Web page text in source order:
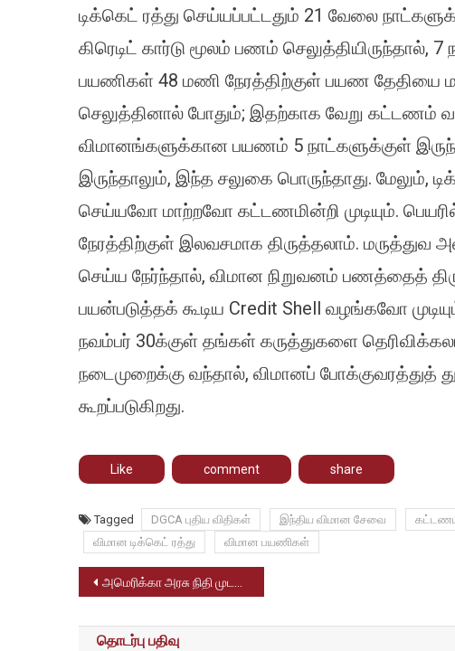
டிக்கெட் ரத்து செய்யப்பட்டதும் 21 வேலை
கிரெடிட் கார்டு மூலம் பணம்
பயணிகள் 48 மணி நேரத்திற்குள் பயண தேதியை
செலுத்தினால் போதும்; இதற்காக வேறு கட்டணம்
விமானங்களுக்கான பயணம் 5 நாட்களுக்குள்
இருந்தாலும், இந்த சலுகை பொருந்தாது. மேலும்,
செய்யவோ மாற்றவோ கட்டணமின்றி முடியும்.
நேரத்திற்குள் இலவசமாக திருத்தலாம்.
செய்ய நேர்ந்தால், விமான நிறுவனம் பணத்தைத்
பயன்படுத்தக் கூடிய Credit Shell வழங்கவோ
நவம்பர் 30க்குள் தங்கள் கருத்துகளை
நடைமுறைக்கு வந்தால், விமானப் போக்குவரத்துத்
கூறப்படுகிறது.
Like comment share
Tagged DGCA புதிய விதிகள் இந்திய விமான சேவை
விமான டிக்கெட் ரத்து
விமான பயணிகள்
Post
navigation
அமெரிக்கா அரசு நிதி முடக்கம் – அரசு ஊழியர்களுக்கு கடும் பாதிப்பு
தொடர்பு பதிவு